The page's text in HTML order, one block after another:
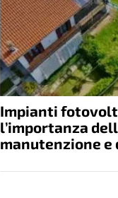
Impianti
l’importanza
manutenzione e